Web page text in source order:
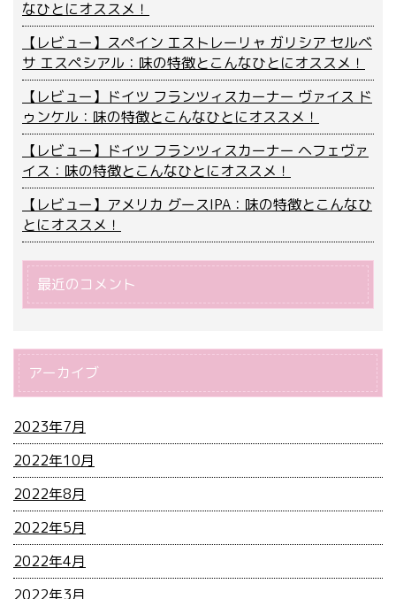
なひとにオススメ！
【レビュー】スペイン エストレーリャ ガリシア セルベ
サ エスペシアル：味の特徴とこんなひとにオススメ！
【レビュー】ドイツ フランツィスカーナー ヴァイス ド
ゥンケル：味の特徴とこんなひとにオススメ！
【レビュー】ドイツ フランツィスカーナー ヘフェヴァ
イス：味の特徴とこんなひとにオススメ！
【レビュー】アメリカ グースIPA：味の特徴とこんなひ
とにオススメ！
最近のコメント
アーカイブ
2023年7月
2022年10月
2022年8月
2022年5月
2022年4月
2022年3月